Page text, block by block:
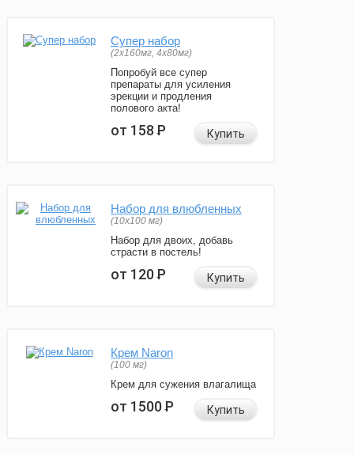
Супер набор
(2х160мг, 4х80мг)
Попробуй все супер
препараты для усиления
эрекции и продления
полового акта!
от 158Р Купить
Набор для влюбленных
(10х100 мг)
Набор для двоих, добавь
страсти в постель!
от 120Р Купить
Крем Naron
(100 мг)
Крем для сужения влагалища
от 1500Р Купить